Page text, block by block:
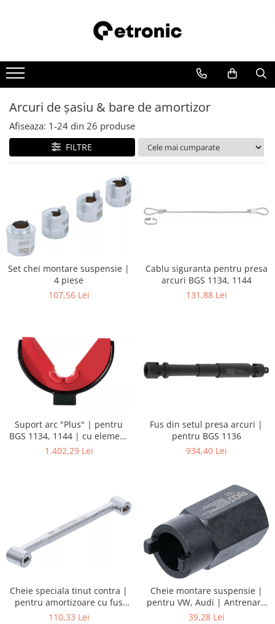
Arcuri de şasiu & bare de amortizor
Afiseaza: 1-24 din 26 produse
FILTRE
Set chei montare suspensie |
4 piese
107,56 Lei
Cablu siguranta pentru presa
arcuri BGS 1134, 1144
131,88 Lei
Suport arc "Plus" | pentru
BGS 1134, 1144 | cu element
de protectie | o 80 - 200 mm
1.402,29 Lei
Fus din setul presa arcuri |
pentru BGS 1136
934,40 Lei
Cheie speciala tinut contra |
pentru amortizoare cu fus
oval
110,33 Lei
Cheie montare suspensie |
pentru VW, Audi | Antrenare
6 colturi exterior 22 mm
39,28 Lei